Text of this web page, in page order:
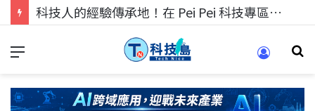
科技人的經驗傳承地！在 Pei Pei 科技專區，與學弟妹交流最硬核的技術